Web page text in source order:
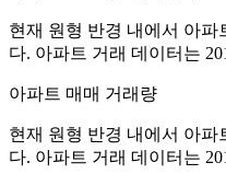
현재 원형 반경 내에서 아파
다. 아파트 거래 데이터는
아파트 매매 거래량
현재 원형 반경 내에서 아파
다. 아파트 거래 데이터는